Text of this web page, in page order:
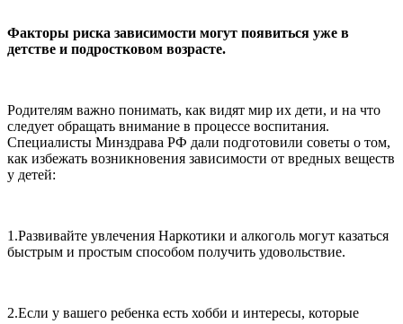
Факторы риска зависимости могут появиться уже в
детстве и подростковом возрасте.
Родителям важно понимать, как видят мир их дети, и на что
следует обращать внимание в процессе воспитания.
Специалисты Минздрава РФ дали подготовили советы о том,
как избежать возникновения зависимости от вредных веществ
у детей:
1.Развивайте увлечения Наркотики и алкоголь могут казаться
быстрым и простым способом получить удовольствие.
2.Если у вашего ребенка есть хобби и интересы, которые